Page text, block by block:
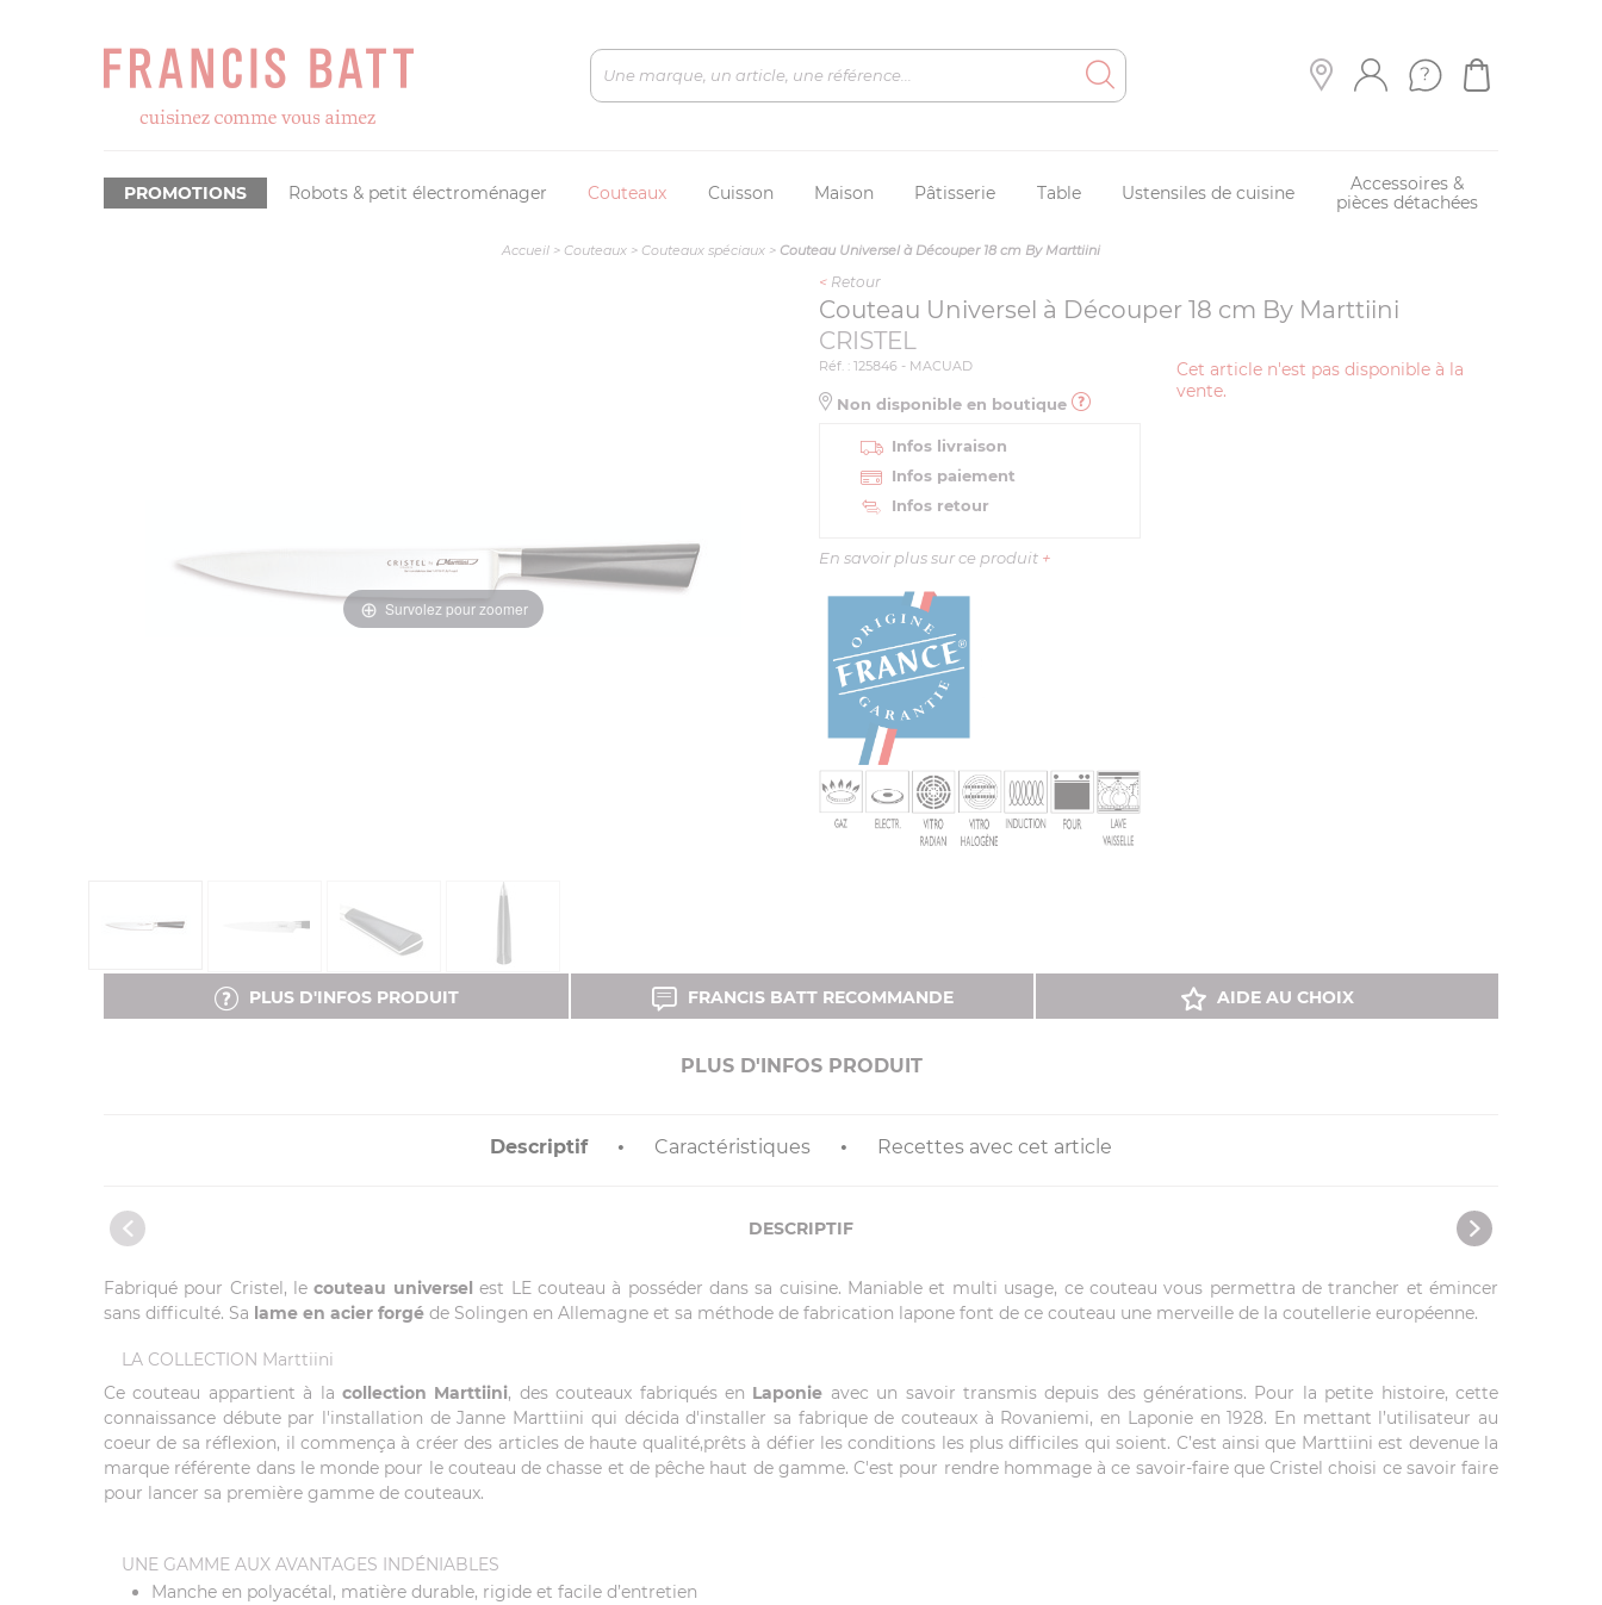
Robots & petit électroménager Couteaux Cuisson Maison Pâtisserie Table Ustensiles de cuisine
Accessoires &
pièces détachées
PROMOTIONS
Accueil > Couteaux > Couteaux spéciaux > Couteau Universel à Découper 18 cm By Marttiini
Survolez pour zoomer
< Retour
Couteau Universel à Découper 18 cm By Marttiini
CRISTEL
Cet article n'est pas disponible à la
vente.
Réf. : 125846 - MACUAD
Non disponible en boutique
Infos livraison
Infos paiement
Infos retour
En savoir plus sur ce produit +
PLUS D'INFOS PRODUIT FRANCIS BATT RECOMMANDE AIDE AU CHOIX
PLUS D'INFOS PRODUIT
Descriptif Caractéristiques Recettes avec cet article
DESCRIPTIF
Fabriqué pour Cristel, lecouteau universel est LE couteau à posséder dans sa cuisine. Maniable et multi usage, ce couteau vous permettra de trancher et émincer
sans difficulté. Sa lame en acier forgé de Solingen en Allemagne et sa méthode de fabrication lapone font de ce couteau une merveille de la coutellerie européenne.
LA COLLECTION Marttiini
Ce couteau appartient à la collection Marttiini, des couteaux fabriqués en Laponie avec un savoir transmis depuis des générations. Pour la petite histoire, cette
connaissance débute par l'installation de Janne Marttiini qui décida d'installer sa fabrique de couteaux à Rovaniemi, en Laponie en 1928. En mettant l’utilisateur au
coeur de sa réflexion, il commença à créer des articles de haute qualité,prêts à défier les conditions les plus difficiles qui soient. C’est ainsi que Marttiini est devenue la
marque référente dans le monde pour le couteau de chasse et de pêche haut de gamme. C'est pour rendre hommage à ce savoir-faire que Cristel choisi ce savoir faire
pour lancer sa première gamme de couteaux.
UNE GAMME AUX AVANTAGES INDÉNIABLES
Manche en polyacétal, matière durable, rigide et facile d’entretien